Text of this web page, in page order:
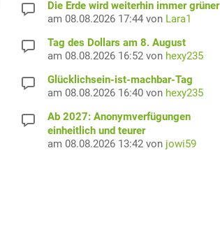
Die Erde wird weiterhin immer grüner
am 08.08.2026 17:44 von Lara1
Tag des Dollars am 8. August
am 08.08.2026 16:52 von hexy235
Glücklichsein-ist-machbar-Tag
am 08.08.2026 16:40 von hexy235
Ab 2027: Anonymverfügungen
einheitlich und teurer
am 08.08.2026 13:42 von jowi59